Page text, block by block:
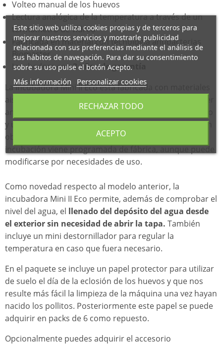
Volteo manual de los huevos
Lectura analógica de la temperatura a través de un
termómetro de vídreo
Fabricada en material con tecnología antibacterias
Biomaster
Incubadora con3 años de garantía
La incubadora Mini II Eco está fabricada con materiales
aislantes de primera calidad y con tecnología Biomaster
antibacteria. Incluye un sistema de calor muy específico
y un sistema de ventilación de doble flujo que permiten
obtener excelentes resultados. La temperatura de
incubación viene programada de fábrica, aunque puede
modificarse por necesidades de uso.
Como novedad respecto al modelo anterior, la
incubadora Mini II Eco permite, además de comprobar el
nivel del agua, el llenado del depósito del agua desde
el exterior sin necesidad de abrir la tapa. También
incluye un mini destornillador para regular la
temperatura en caso que fuera necesario.
En el paquete se incluye un papel protector para utilizar
de suelo el día de la eclosión de los huevos y que nos
resulte más fácil la limpieza de la máquina una vez hayan
nacido los pollitos. Posteriormente este papel se puede
adquirir en packs de 6 como repuesto.
Opcionalmente puedes adquirir el accesorio
Este sitio web utiliza cookies propias y de terceros para
mejorar nuestros servicios y mostrarle publicidad
relacionada con sus preferencias mediante el análisis de
sus hábitos de navegación. Para dar su consentimiento
sobre su uso pulse el botón Acepto.
Más información Personalizar cookies
RECHAZAR TODO
ACEPTO